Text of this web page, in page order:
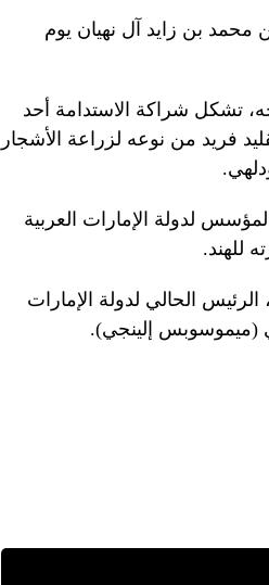
عام 2106؛ الشيخ خالد بن محمد بن زايد آل نهيان يوم
تشكل شراكة الاستدامة أحد
فريد من نوعه لزراعة الأشجار
المؤسس لدولة الإمارات العربية
للهند.
الرئيس الحالي لدولة الإمارات
(ميموسوبس إلينجي).